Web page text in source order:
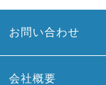
お問い合わせ
会社概要